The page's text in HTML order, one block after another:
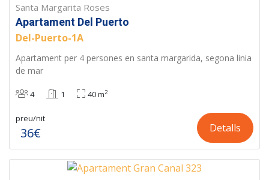
Santa Margarita Roses
Apartament Del Puerto
Del-Puerto-1A
Apartament per 4 persones en santa margarida, segona linia
de mar
4 1 40 m2
preu/nit
36€ Detalls